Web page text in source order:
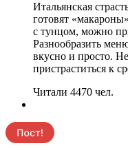
Итальянская
готовят
с тунцом, можно
Разнообразить
вкусно и просто.
пристраститься к
Читали 4470 чел.